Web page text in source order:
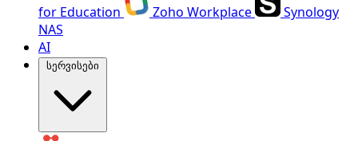
for Education Zoho Workplace
Synology
NAS
AI